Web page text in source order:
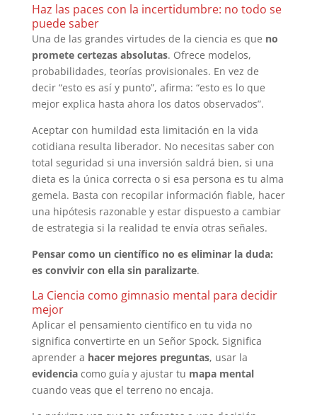
Haz las paces con la incertidumbre: no todo se
puede saber
Una de las grandes virtudes de la ciencia es que no
promete certezas absolutas. Ofrece modelos,
probabilidades, teorías provisionales. En vez de
decir “esto es así y punto”, afirma: “esto es lo que
mejor explica hasta ahora los datos observados”.
Aceptar con humildad esta limitación en la vida
cotidiana resulta liberador. No necesitas saber con
total seguridad si una inversión saldrá bien, si una
dieta es la única correcta o si esa persona es tu alma
gemela. Basta con recopilar información fiable, hacer
una hipótesis razonable y estar dispuesto a cambiar
de estrategia si la realidad te envía otras señales.
Pensar como un científico no es eliminar la duda:
es convivir con ella sin paralizarte.
La Ciencia como gimnasio mental para decidir
mejor
Aplicar el pensamiento científico en tu vida no
significa convertirte en un Señor Spock. Significa
aprender a hacer mejores preguntas, usar la
evidencia como guía y ajustar tu mapa mental
cuando veas que el terreno no encaja.